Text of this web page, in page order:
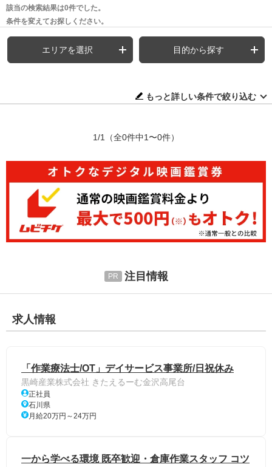
該当の検索結果は0件でした。
条件を変えてお探しください。
エリアを選択 目的から探す
もっと詳しい条件で絞り込む
1/1 （全0件中1〜0件）
注目情報
求人情報
「作業療法士/OT」デイサービス事業所/日祝休み
黒崎産業株式会社 きたえるーむ金沢高尾台
正社員
石川県
月給20万円～24万円
一から学べる環境 既卒歓迎・倉庫作業スタッフ コツ